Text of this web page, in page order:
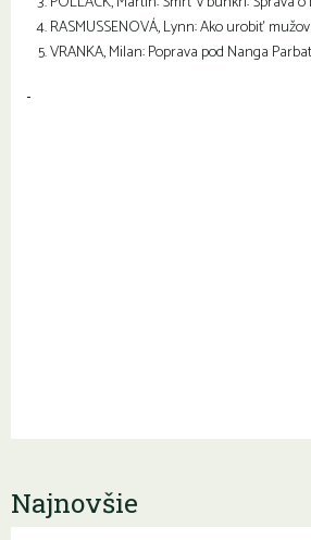
RASMUSSENOVÁ, Lynn: Ako urobiť
VRANKA, Milan: Poprava pod Nanga
Najnovšie